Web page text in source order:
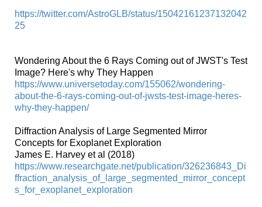
https://twitter.com/AstroGLB/status/15042161237132042
25
Wondering About the 6 Rays Coming out of JWST's Test
Image? Here's why They Happen
https://www.universetoday.com/155062/wondering-
about-the-6-rays-coming-out-of-jwsts-test-image-heres-
why-they-happen/
Diffraction Analysis of Large Segmented Mirror
Concepts for Exoplanet Exploration
James E. Harvey et al (2018)
https://www.researchgate.net/publication/326236843_Di
ffraction_analysis_of_large_segmented_mirror_concept
s_for_exoplanet_exploration